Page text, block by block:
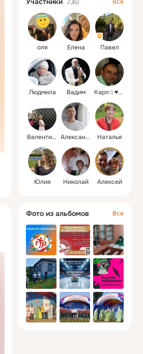
оля Елена Павел
Людмила Вадим Карл☆♥★♡♧
Валентина Александр Наталья
Юлия Николай Алексей
Фото из альбомов Все